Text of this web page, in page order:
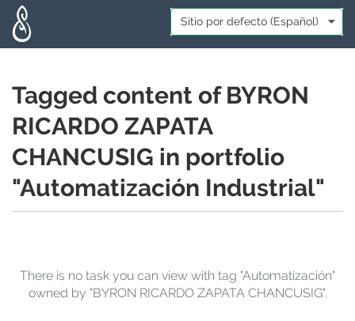
Idioma:
Tagged content of BYRON
RICARDO ZAPATA
CHANCUSIG in portfolio
"Automatización Industrial"
There is no task you can view with tag "Automatización"
owned by "BYRON RICARDO ZAPATA CHANCUSIG".